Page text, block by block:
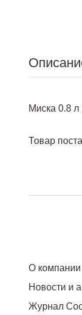
Миска 0.8 л
Товар
О компании
Новости и
Журнал